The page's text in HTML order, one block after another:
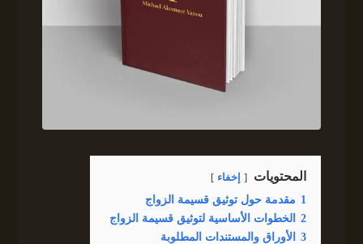
المحتويات إخفاء
1 مقدمة حول توثيق قسيمة الزواج
2
الخطوات الأساسية لتوثيق قسيمة الزواج
3
الأوراق والمستندات المطلوبة